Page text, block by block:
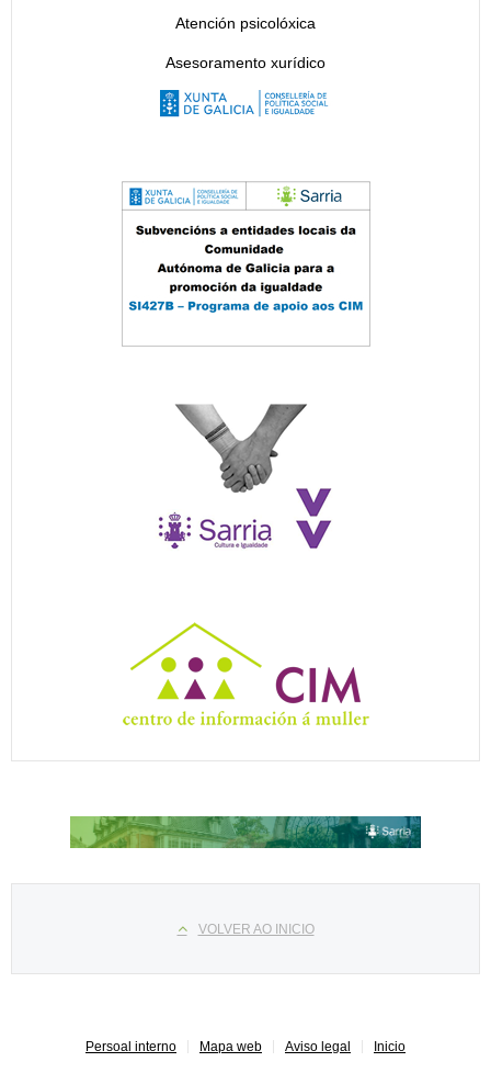
Atención psicolóxica
Asesoramento xurídico
VOLVER AO INICIO
Persoal interno Mapa web Aviso legal Inicio